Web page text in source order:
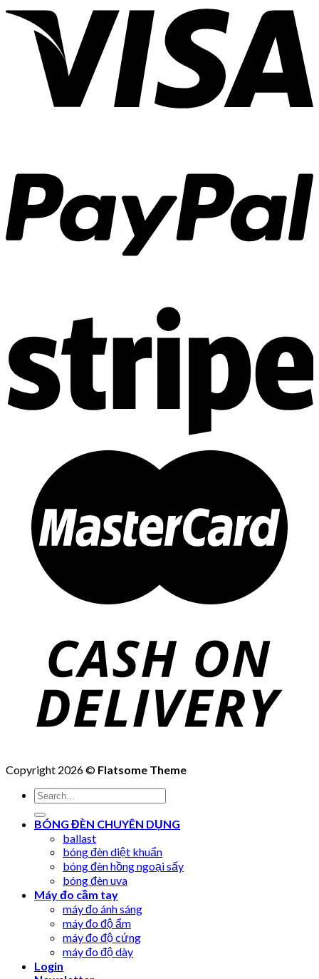
Copyright 2026 © Flatsome Theme
Search
for:
BÓNG ĐÈN CHUYÊN DỤNG
ballast
bóng đèn diệt khuẩn
bóng đèn hồng ngoại sấy
bóng đèn uva
Máy đo cầm tay
máy đo ánh sáng
máy đo độ ẩm
máy đo độ cứng
máy đo độ dày
Login